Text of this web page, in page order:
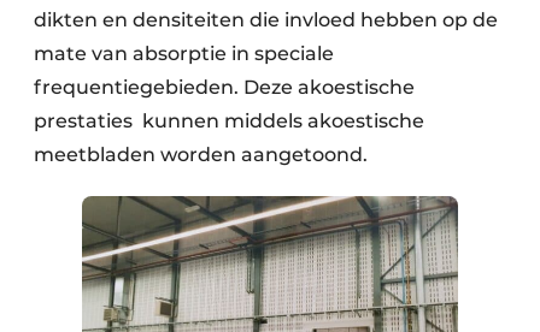
dikten en densiteiten die invloed hebben op de
mate van absorptie in speciale
frequentiegebieden. Deze akoestische
prestaties kunnen middels akoestische
meetbladen worden aangetoond.